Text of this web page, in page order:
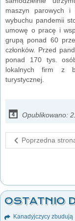
maszyn parowych i
wybuchu pandemii
umowę o pracę i
grupą ponad 60
członków. Przed
ponad 170 tys.
lokalnych firm z
turystycznej.
Opublikowano:
Poprzedna
OSTATNIO
Kanadyjczycy zbudują